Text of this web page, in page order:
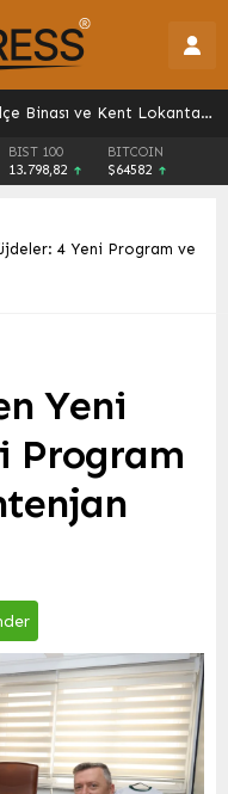
Giresun’da Yaz Kur’an Kursları Sokak Oyunlarıyla Şenlendi: Gelenekler Yeniden Canlandı
BIST 100
13.798,82
BITCOIN
$64582
4 Yeni Program ve
Yeni
Program